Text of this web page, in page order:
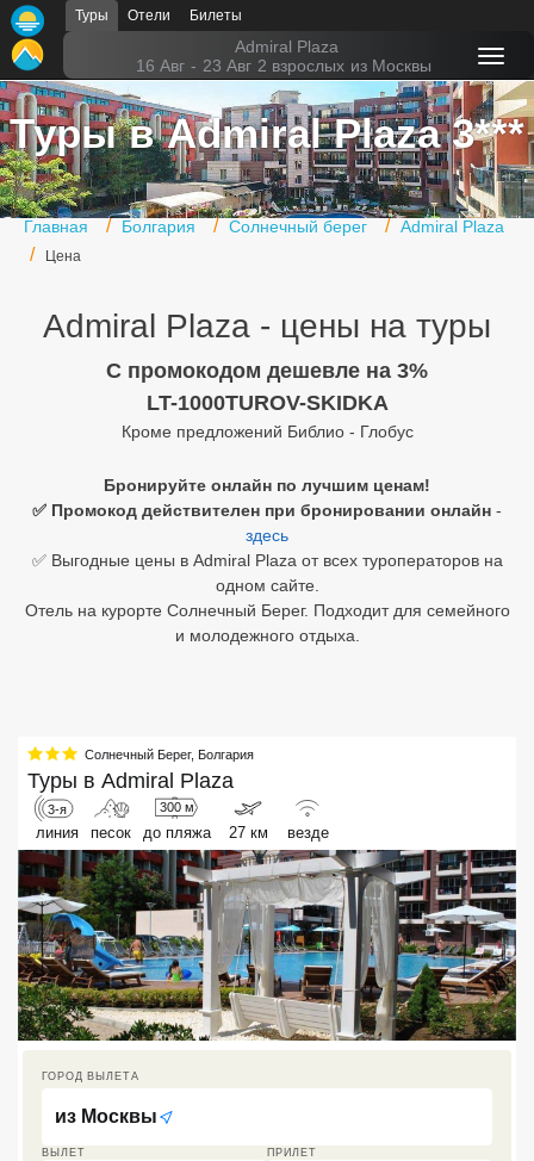
Туры Отели Билеты
Admiral Plaza
16 Авг - 23 Авг 2 взрослых из Москвы
Туры в Admiral Plaza 3***
Главная Болгария Солнечный берег Admiral Plaza
Цена
Admiral Plaza - цены на туры
C промокодом дешевле на 3%
LT-1000TUROV-SKIDKA
Кроме предложений Библио - Глобус
Бронируйте онлайн по лучшим ценам!
✅ Промокод действителен при бронировании онлайн -
здесь
✅ Выгодные цены в Admiral Plaza от всех туроператоров на
одном сайте.
Отель на курорте Солнечный Берег. Подходит для семейного
и молодежного отдыха.
Солнечный Берег, Болгария
Туры в Admiral Plaza
3-я
линия песок
300 м
до пляжа 27 км везде
ВЫЛЕТ ПРИЛЕТ
ГОРОД ВЫЛЕТА
из Москвы
Главная
Горящие туры
Туры в Турцию
Туры в Египет
Помощь
Подборки отелей
Хайнань
Северный Гоа
Южный Гоа
Занзибар
Абхазия
Экскурсионные туры